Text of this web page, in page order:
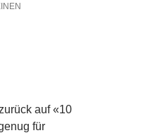
auf «10
für